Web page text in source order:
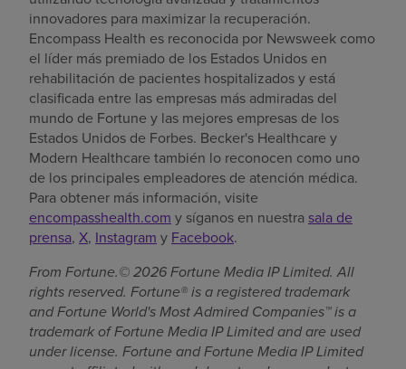
innovadores para maximizar la recuperación.
Encompass Health es reconocida por Newsweek como
el líder más premiado de los Estados Unidos en
rehabilitación de pacientes hospitalizados y está
clasificada entre las empresas más admiradas del
mundo de Fortune y las mejores empresas de los
Estados Unidos de Forbes. Becker's Healthcare y
Modern Healthcare también lo reconocen como uno
de los principales empleadores de atención médica.
Para obtener más información, visite
encompasshealth.com y síganos en nuestra sala de
prensa, X, Instagram y Facebook.
From Fortune.© 2026 Fortune Media IP Limited. All
rights reserved. Fortune® is a registered trademark
and Fortune World's Most Admired Companies™ is a
trademark of Fortune Media IP Limited and are used
under license. Fortune and Fortune Media IP Limited